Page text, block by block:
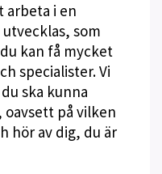
arbeta i en
som
kan få mycket
specialister. Vi
ska kunna
på vilken
hör av dig, du är